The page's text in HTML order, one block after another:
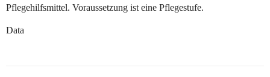
Pflegehilfsmittel. Voraussetzung ist eine Pflegestufe.
Data